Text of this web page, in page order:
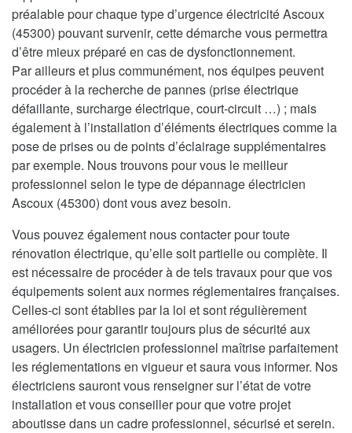
préalable pour chaque type d’urgence électricité Ascoux
(45300) pouvant survenir, cette démarche vous permettra
d’être mieux préparé en cas de dysfonctionnement.
Par ailleurs et plus communément, nos équipes peuvent
procéder à la recherche de pannes (prise électrique
défaillante, surcharge électrique, court-circuit …) ; mais
également à l’installation d’éléments électriques comme la
pose de prises ou de points d’éclairage supplémentaires
par exemple. Nous trouvons pour vous le meilleur
professionnel selon le type de dépannage électricien
Ascoux (45300) dont vous avez besoin.
Vous pouvez également nous contacter pour toute
rénovation électrique, qu’elle soit partielle ou complète. Il
est nécessaire de procéder à de tels travaux pour que vos
équipements soient aux normes réglementaires françaises.
Celles-ci sont établies par la loi et sont régulièrement
améliorées pour garantir toujours plus de sécurité aux
usagers. Un électricien professionnel maîtrise parfaitement
les réglementations en vigueur et saura vous informer. Nos
électriciens sauront vous renseigner sur l’état de votre
installation et vous conseiller pour que votre projet
aboutisse dans un cadre professionnel, sécurisé et serein.